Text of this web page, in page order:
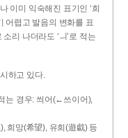
이미 익숙해진 표기인 ‘희
어렵고 발음의 변화를 표
소리 나더라도 ‘ㅢ’로 적는
하고 있다.
는 경우: 씌어(←쓰이어),
희망(希望), 유희(遊戱) 등